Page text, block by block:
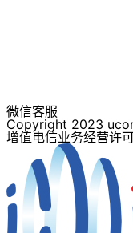
微信客服
Copyright 2023
增值电信业务经营许